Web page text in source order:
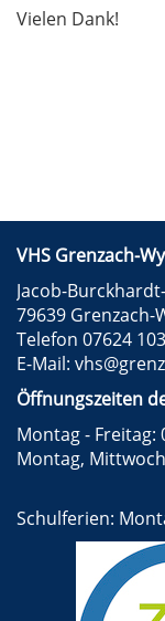
Vielen Dank!
VHS Grenzach-
Jacob-
79639 Grenzach-
Telefon 07624
E-Mail:
Öffnungszeiten
Montag - Freitag:
Montag,
Schulferien: